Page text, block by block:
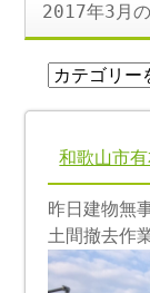
2017年3月
和歌山市
昨日建物無
土間撤去